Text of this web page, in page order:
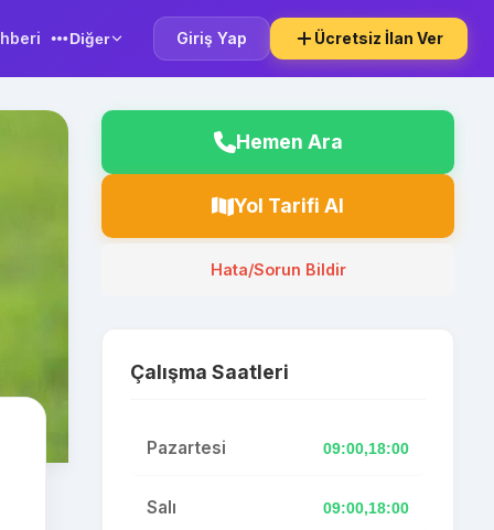
Diğer Giriş Yap Ücretsiz İlan Ver
Hemen Ara
Yol Tarifi Al
Hata/Sorun Bildir
Çalışma Saatleri
Pazartesi 09:00,18:00
Salı 09:00,18:00